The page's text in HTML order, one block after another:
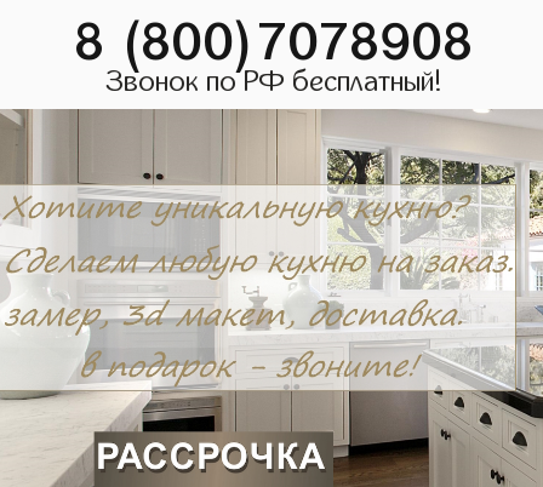
8 (800)7078908
Звонок по РФ бесплатный!